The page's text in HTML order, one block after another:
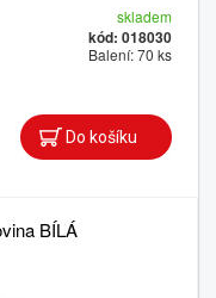
skladem
kód: 018030
Balení: 70 ks
BÍLÁ